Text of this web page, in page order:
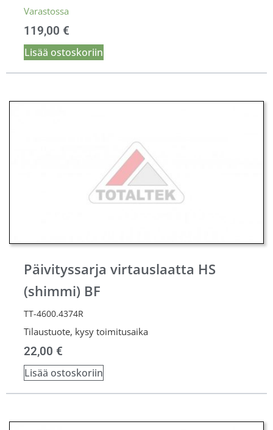
Varastossa
119,00 €
Lisää ostoskoriin
Päivityssarja virtauslaatta HS
(shimmi) BF
TT-4600.4374R
Tilaustuote, kysy toimitusaika
22,00 €
Lisää ostoskoriin